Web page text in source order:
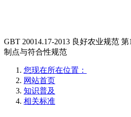
GBT 20014.17-2013 良好农业规范
制点与符合性规范
您现在所在位置：
网站首页
知识普及
相关标准